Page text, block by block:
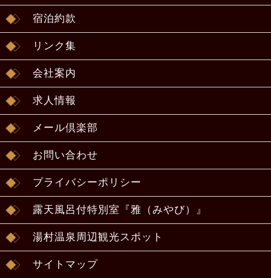
宿泊約款
リンク集
会社案内
求人情報
メール倶楽部
お問い合わせ
プライバシーポリシー
露天風呂付特別室『雅（みやび）』
湯村温泉周辺観光スポット
サイトマップ